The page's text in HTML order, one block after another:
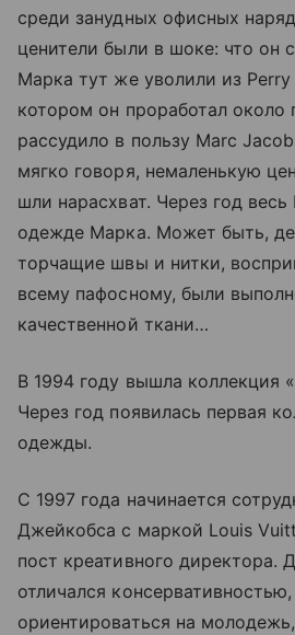
среди занудных офисных
ценители были в шоке: что он
Марка тут же уволили из
котором он проработал около
рассудило в пользу Marc
мягко говоря, немаленькую
шли нарасхват. Через год
одежде Марка. Может быть,
торчащие швы и нитки,
всему пафосному, были
качественной ткани…
В 1994 году вышла коллекция
Через год появилась первая
одежды.
С 1997 года начинается
Джейкобса с маркой Louis
пост креативного директора.
отличался
ориентироваться на